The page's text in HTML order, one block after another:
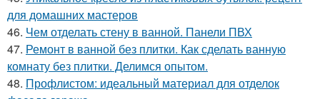
для домашних мастеров
46. Чем отделать стену в ванной. Панели ПВХ
47. Ремонт в ванной без плитки. Как сделать ванную
комнату без плитки. Делимся опытом.
48. Профлистом: идеальный материал для отделок